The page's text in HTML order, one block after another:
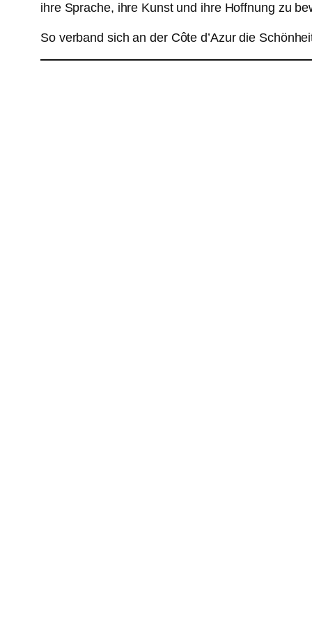
ihre Sprache, ihre Kunst und ihre Hoffnung zu
So verband sich an der Côte d’Azur die